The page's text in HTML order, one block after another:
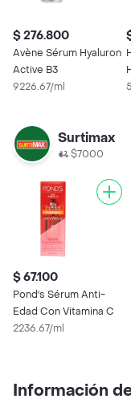
$ 276.800
Avène Sérum Hyaluron
Active B3
9226.67/ml
Surtimax
$7000
$ 67.100
Pond's Sérum Anti-
Edad Con Vitamina C
2236.67/ml
Información